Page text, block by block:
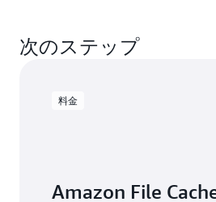
管理タスクを自動化できるの
キュリティグループルールを
り、AWS IAM ユーザーやグル
File Cache リソースにタグを
次のステップ
料金
Amazon File